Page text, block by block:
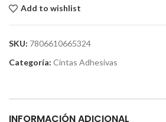
Add to wishlist
SKU: 7806610665324
Categoría: Cintas Adhesivas
INFORMACIÓN ADICIONAL